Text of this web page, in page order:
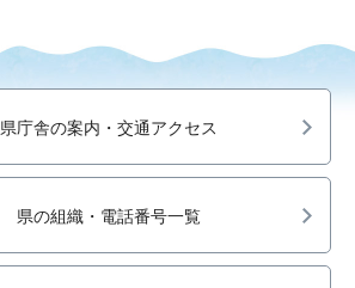
県庁舎の案内・交通アクセス
県の組織・電話番号一覧